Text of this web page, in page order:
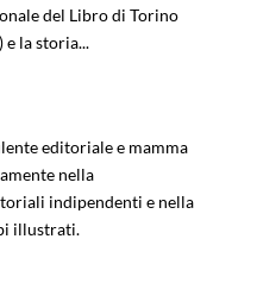
del Libro di Torino
la storia...
editoriale e mamma
nella
indipendenti e nella
illustrati.